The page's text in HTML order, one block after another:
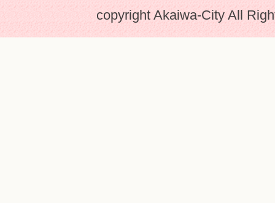
copyright Akaiwa-City All